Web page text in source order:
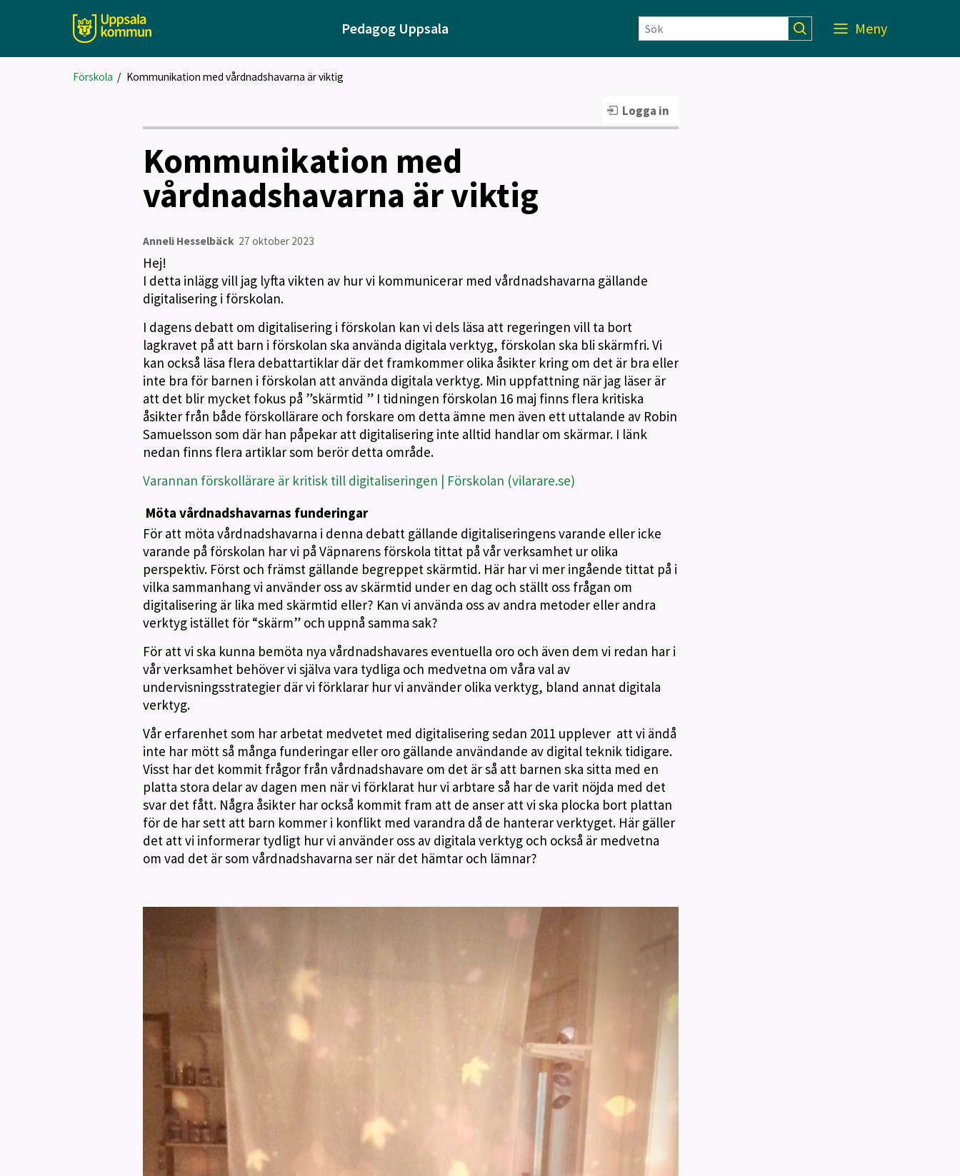
Pedagog Uppsala Meny
Förskola / Kommunikation med vårdnadshavarna är viktig
Logga in
Kommunikation med
vårdnadshavarna är viktig
Anneli Hesselbäck 27 oktober 2023
Hej!
I detta inlägg vill jag lyfta vikten av hur vi kommunicerar med vårdnadshavarna gällande
digitalisering i förskolan.
I dagens debatt om digitalisering i förskolan kan vi dels läsa att regeringen vill ta bort
lagkravet på att barn i förskolan ska använda digitala verktyg, förskolan ska bli skärmfri. Vi
kan också läsa flera debattartiklar där det framkommer olika åsikter kring om det är bra eller
inte bra för barnen i förskolan att använda digitala verktyg. Min uppfattning när jag läser är
att det blir mycket fokus på ”skärmtid ” I tidningen förskolan 16 maj finns flera kritiska
åsikter från både förskollärare och forskare om detta ämne men även ett uttalande av Robin
Samuelsson som där han påpekar att digitalisering inte alltid handlar om skärmar. I länk
nedan finns flera artiklar som berör detta område.
Varannan förskollärare är kritisk till digitaliseringen | Förskolan (vilarare.se)
Möta vårdnadshavarnas funderingar
För att möta vårdnadshavarna i denna debatt gällande digitaliseringens varande eller icke
varande på förskolan har vi på Väpnarens förskola tittat på vår verksamhet ur olika
perspektiv. Först och främst gällande begreppet skärmtid. Här har vi mer ingående tittat på i
vilka sammanhang vi använder oss av skärmtid under en dag och ställt oss frågan om
digitalisering är lika med skärmtid eller? Kan vi använda oss av andra metoder eller andra
verktyg istället för “skärm” och uppnå samma sak?
För att vi ska kunna bemöta nya vårdnadshavares eventuella oro och även dem vi redan har i
vår verksamhet behöver vi själva vara tydliga och medvetna om våra val av
undervisningsstrategier där vi förklarar hur vi använder olika verktyg, bland annat digitala
verktyg.
Vår erfarenhet som har arbetat medvetet med digitalisering sedan 2011 upplever att vi ändå
inte har mött så många funderingar eller oro gällande användande av digital teknik tidigare.
Visst har det kommit frågor från vårdnadshavare om det är så att barnen ska sitta med en
platta stora delar av dagen men när vi förklarat hur vi arbtare så har de varit nöjda med det
svar det fått. Några åsikter har också kommit fram att de anser att vi ska plocka bort plattan
för de har sett att barn kommer i konflikt med varandra då de hanterar verktyget. Här gäller
det att vi informerar tydligt hur vi använder oss av digitala verktyg och också är medvetna
om vad det är som vårdnadshavarna ser när det hämtar och lämnar?